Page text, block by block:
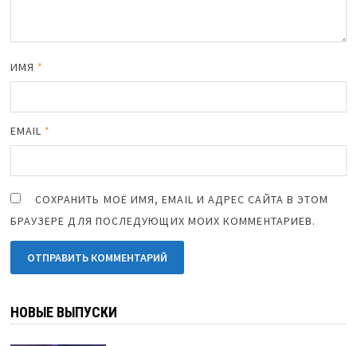
ИМЯ *
EMAIL *
СОХРАНИТЬ МОЁ ИМЯ, EMAIL И АДРЕС САЙТА В ЭТОМ
БРАУЗЕРЕ ДЛЯ ПОСЛЕДУЮЩИХ МОИХ КОММЕНТАРИЕВ.
НОВЫЕ ВЫПУСКИ